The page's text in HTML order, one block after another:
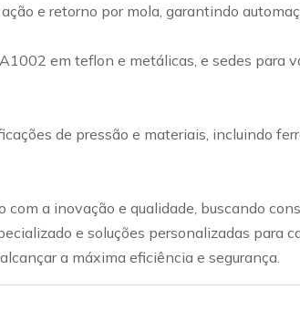
e retorno por mola, garantindo
em teflon e metálicas, e sedes
de pressão e materiais, incluindo
com a inovação e qualidade, buscando
e soluções personalizadas para
a máxima eficiência e segurança.